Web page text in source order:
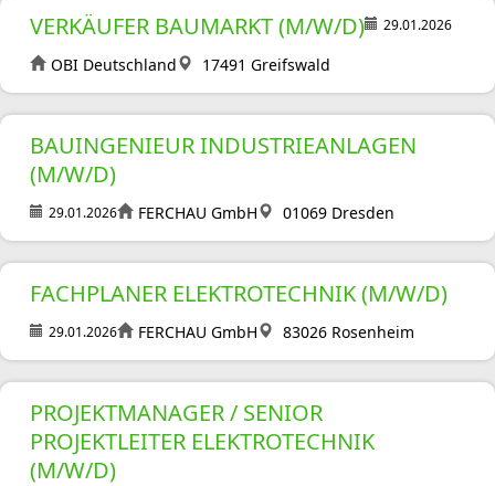
VERKÄUFER BAUMARKT (M/W/D) 29.01.2026
OBI Deutschland 17491 Greifswald
BAUINGENIEUR INDUSTRIEANLAGEN
(M/W/D)
29.01.2026 FERCHAU GmbH 01069 Dresden
FACHPLANER ELEKTROTECHNIK (M/W/D)
29.01.2026 FERCHAU GmbH 83026 Rosenheim
PROJEKTMANAGER / SENIOR
PROJEKTLEITER ELEKTROTECHNIK
(M/W/D)